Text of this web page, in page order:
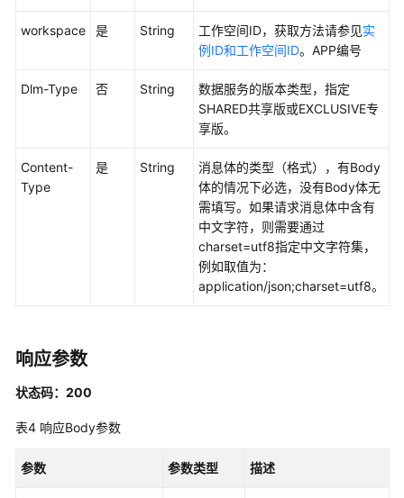
开
数
API
据
workspace 是 String 工作空间ID，获取方法请参见实
例ID和工作空间ID。APP编号
Dlm-Type 否 String
数据服务的版本类型，指定
SHARED共享版或EXCLUSIVE专
享版。
Content-
Type
是 String
消息体的类型（格式），有Body
体的情况下必选，没有Body体无
需填写。如果请求消息体中含有
中文字符，则需要通过
charset=utf8指定中文字符集，
例如取值为：
application/json;charset=utf8。
响应参数
状态码：200
表4 响应Body参数
参数 参数类型 描述